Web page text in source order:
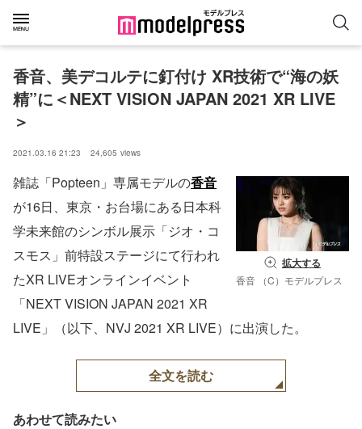
香音、美デコルテに釘付け XR技術で“海の妖
精”に＜NEXT VISION JAPAN 2021 XR LIVE
＞
2021.03.16 21:23 24,605 views
拡大する
香音 （C）モデルプレス
雑誌「Popteen」専属モデルの香音
が16日、東京・お台場にある日本科
学未来館のシンボル展示「ジオ・コ
スモス」前特設ステージにて行われ
たXR LIVEオンラインイベント
「NEXT VISION JAPAN 2021 XR
LIVE」（以下、NVJ 2021 XR LIVE）に出演した。
全文を読む
あわせて読みたい